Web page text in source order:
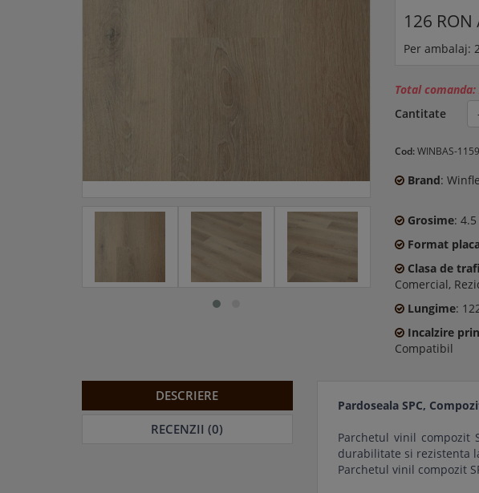
126
Per ambalaj:
Total comanda:
Cantitate
Cod:WINBAS-
Brand:
Grosime:
Format
Clasa de
Comercial,
Lungime:
Incalzire
Compatibil
DESCRIERE
RECENZII (0)
Pardoseala SPC,
Parchetul vinil
durabilitate si rezistenta
Parchetul vinil compozit